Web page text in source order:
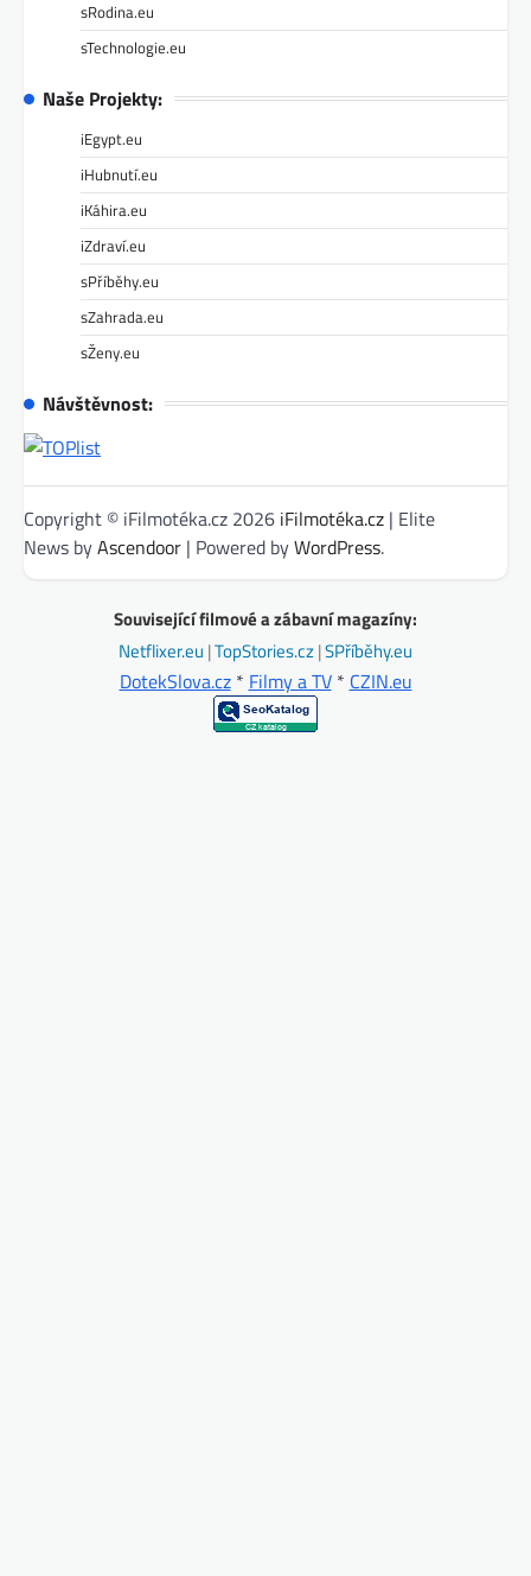
sRodina.eu
sTechnologie.eu
Naše Projekty:
iEgypt.eu
iHubnutí.eu
iKáhira.eu
iZdraví.eu
sPříběhy.eu
sZahrada.eu
sŽeny.eu
Návštěvnost:
Copyright © iFilmotéka.cz 2026 iFilmotéka.cz | Elite
News byAscendoor | Powered byWordPress.
Související filmové a zábavní magazíny:
Netflixer.eu |TopStories.cz|SPříběhy.eu
DotekSlova.cz* Filmy a TV* CZIN.eu